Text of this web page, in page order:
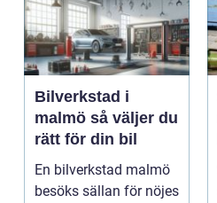
Bilverkstad i
malmö så väljer du
rätt för din bil
En bilverkstad malmö
besöks sällan för nöjes